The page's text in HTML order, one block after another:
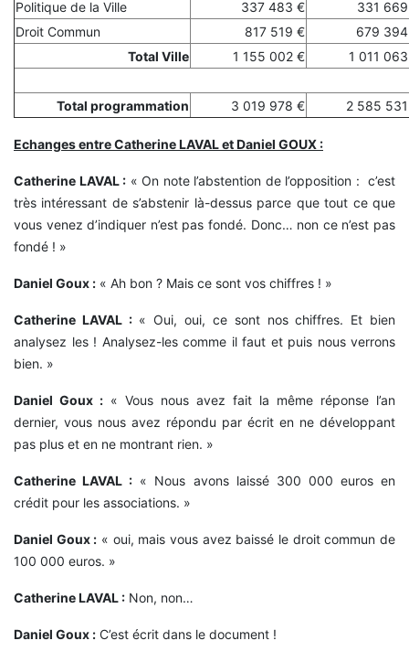
Politique de la Ville 337 483 €
331
Droit Commun
817 519 €
679
Total Ville
1 155 002 € 1 011
Total programmation 3 019 978 € 2 585
Echanges entre Catherine LAVAL et Daniel GOUX :
Catherine LAVAL : « On note l’abstention de l’opposition : c’est
très intéressant de s’abstenir là-dessus parce que tout ce que
vous venez d’indiquer n’est pas fondé. Donc… non ce n’est pas
fondé ! »
Daniel Goux : « Ah bon ? Mais ce sont vos chiffres ! »
Catherine LAVAL :« Oui, oui, ce sont nos chiffres. Et bien
analysez les ! Analysez-les comme il faut et puis nous verrons
bien. »
Daniel Goux : « Vous nous avez fait la même réponse l’an
dernier, vous nous avez répondu par écrit en ne développant
pas plus et en ne montrant rien. »
Catherine LAVAL : « Nous avons laissé 300 000 euros en
crédit pour les associations. »
Daniel Goux : « oui, mais vous avez baissé le droit commun de
100 000 euros. »
Catherine LAVAL : Non, non…
Daniel Goux : C’est écrit dans le document !